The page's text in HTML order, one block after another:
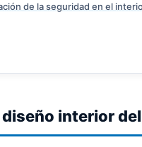
de la seguridad en el
interior